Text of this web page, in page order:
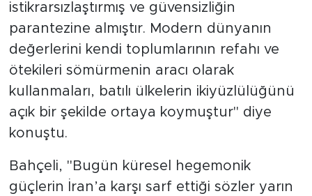
istikrarsızlaştırmış ve güvensizliğin
parantezine almıştır. Modern dünyanın
değerlerini kendi toplumlarının refahı ve
ötekileri sömürmenin aracı olarak
kullanmaları, batılı ülkelerin ikiyüzlülüğünü
açık bir şekilde ortaya koymuştur" diye
konuştu.
Bahçeli, "Bugün küresel hegemonik
güçlerin İran’a karşı sarf ettiği sözler yarın